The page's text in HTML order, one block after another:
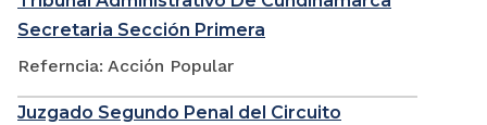
Secretaria Sección Primera
Referncia: Acción Popular
Juzgado Segundo Penal del Circuito